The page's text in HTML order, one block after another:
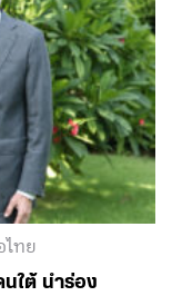
ทย
ใต้ นำร่อง